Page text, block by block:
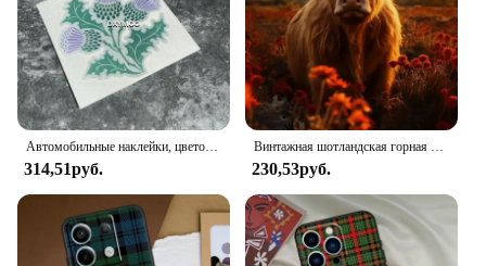
Автомобильные наклейки, цветок расторопши, шотландская лента для мотоцикла, грузовика, автомобиля, заднего стекла, светоотражающие
314,51руб.
Винтажная шотландская горная корова, животное, ландшафт, картина, настенная живопись, картина для гостиной, домашний декор для спальни
230,53руб.